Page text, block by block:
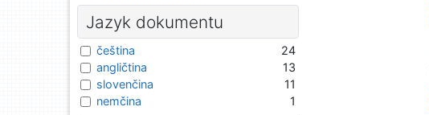
Jazyk dokumentu
čeština
24
angličtina
13
slovenčina
11
nemčina
1